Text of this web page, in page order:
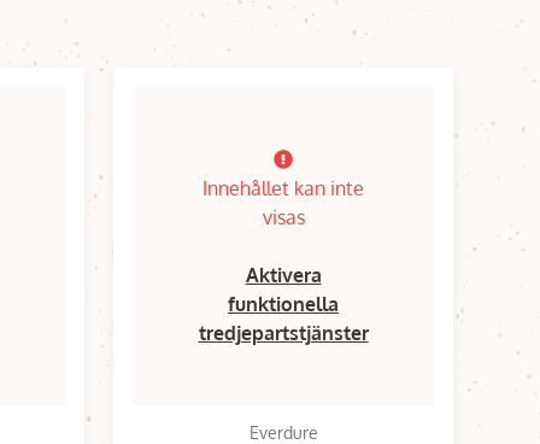
Innehållet kan inte
visas
Aktivera
funktionella
tredjepartstjänster
Everdure